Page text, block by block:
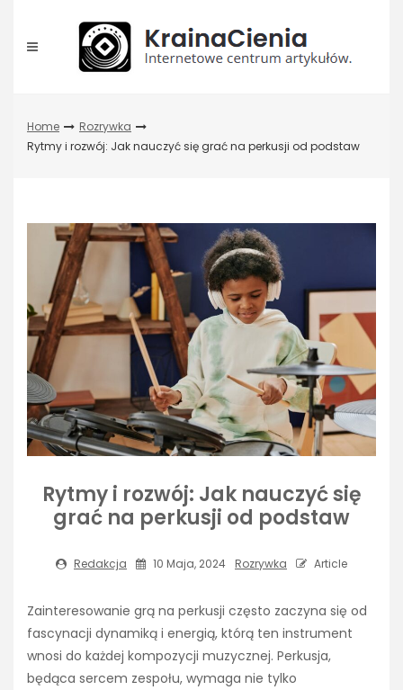
content
Home
Rozrywka
Rytmy i rozwój: Jak nauczyć się grać na perkusji od podstaw
Rytmy i rozwój: Jak nauczyć się
grać na perkusji od podstaw
Redakcja 10 Maja, 2024 Rozrywka Article
Zainteresowanie grą na perkusji często zaczyna się od
fascynacji dynamiką i energią, którą ten instrument
wnosi do każdej kompozycji muzycznej. Perkusja,
będąca sercem zespołu, wymaga nie tylko